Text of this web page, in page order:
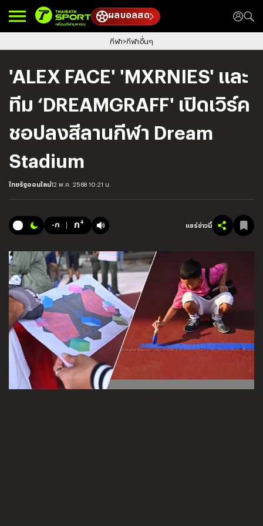
ผลบอลสด
กีฬา กีฬาอื่นๆ
'ALEX FACE' 'MXRNIES' และ
ทีม ‘DREAMGRAFF' เปิดเวิร์ค
ชอปลงสีลานกีฬา Dream
Stadium
ไทยรัฐออนไลน์12 พ.ค. 2568 10:21 น.
-ก ก+ แชร์ข่าวนี้